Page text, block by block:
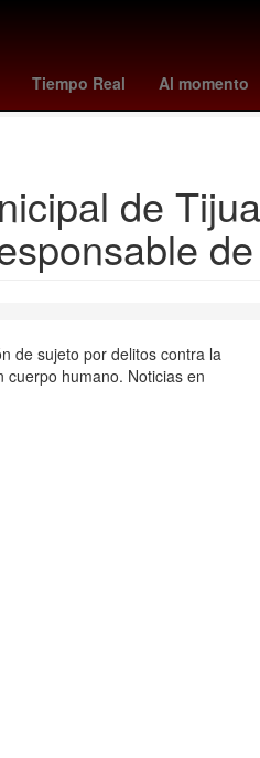
Tiempo Real Al momento
padrón nacional de usuarios
Instituto del Fondo Nacional de
de